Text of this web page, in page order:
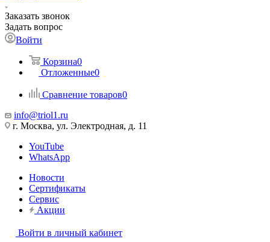
Заказать звонок
Задать вопрос
Войти
Корзина0
Отложенные0
Сравнение товаров0
info@triol1.ru
г. Москва, ул. Электродная, д. 11
YouTube
WhatsApp
Новости
Сертификаты
Сервис
Акции
Войти в личный кабинет